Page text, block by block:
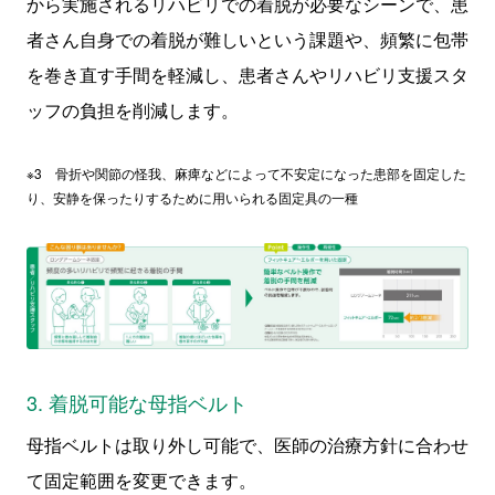
者さん自身での着脱が難しいという課題や、頻繁に包帯
を巻き直す手間を軽減し、患者さんやリハビリ支援スタ
ッフの負担を削減します。
※3 骨折や関節の怪我、麻痺などによって不安定になった患部を固定した
り、安静を保ったりするために用いられる固定具の一種
3. 着脱可能な母指ベルト
母指ベルトは取り外し可能で、医師の治療方針に合わせ
て固定範囲を変更できます。